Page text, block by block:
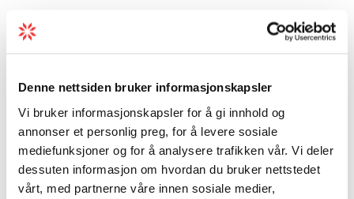
Denne nettsiden bruker informasjonskapsler
Vi bruker informasjonskapsler for å gi innhold og
annonser et personlig preg, for å levere sosiale
mediefunksjoner og for å analysere trafikken vår. Vi deler
dessuten informasjon om hvordan du bruker nettstedet
vårt, med partnerne våre innen sosiale medier,